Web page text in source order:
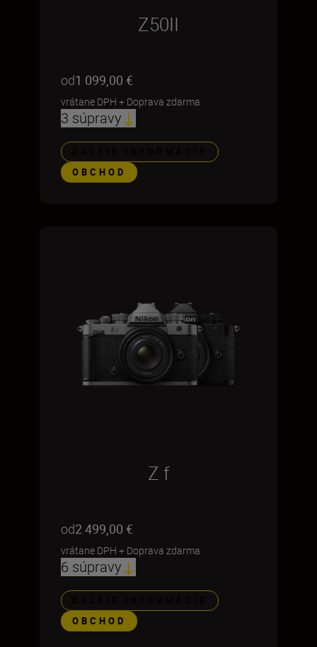
Z50II
od1 099,00 €
vrátane DPH + Doprava zdarma
3 súpravy
OBCHOD
Z f
od2 499,00 €
vrátane DPH + Doprava zdarma
6 súpravy
OBCHOD